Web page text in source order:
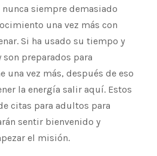
nunca siempre demasiado
una vez más con
Si ha usado su tiempo y
son preparados para
una vez más, después de eso
la energía salir aquí. Estos
citas para adultos para
sentir bienvenido y
el misión.